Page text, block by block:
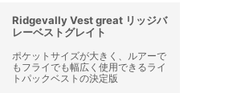
Ridgevally Vest great リッジバ
レーベストグレイト
ポケットサイズが大きく、ルアーで
もフライでも幅広く使用できるライ
トパックベストの決定版